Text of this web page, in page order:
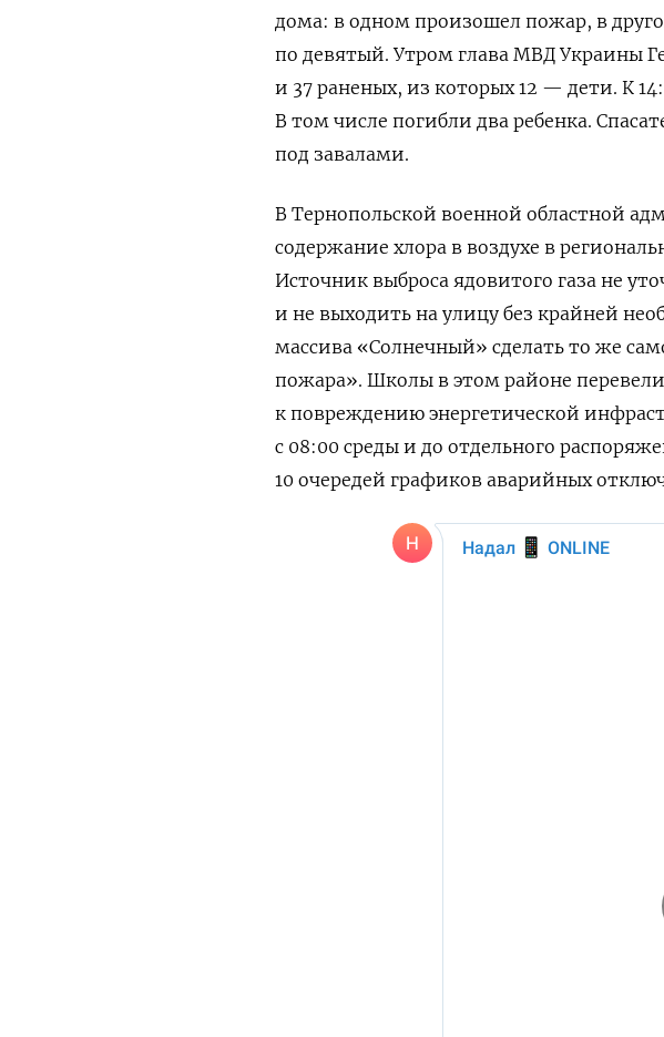
дома: в одном произошел пожар, в
по девятый. Утром глава МВД Украины
и 37 раненых, из которых 12 — дети. К
В том числе погибли два ребенка.
под завалами.
В Тернопольской военной областной
содержание хлора в воздухе в
Источник выброса ядовитого газа не
и не выходить на улицу без крайней
массива «Солнечный» сделать то же
пожара». Школы в этом районе
к повреждению энергетической
с 08:00 среды и до отдельного
10 очередей графиков аварийных